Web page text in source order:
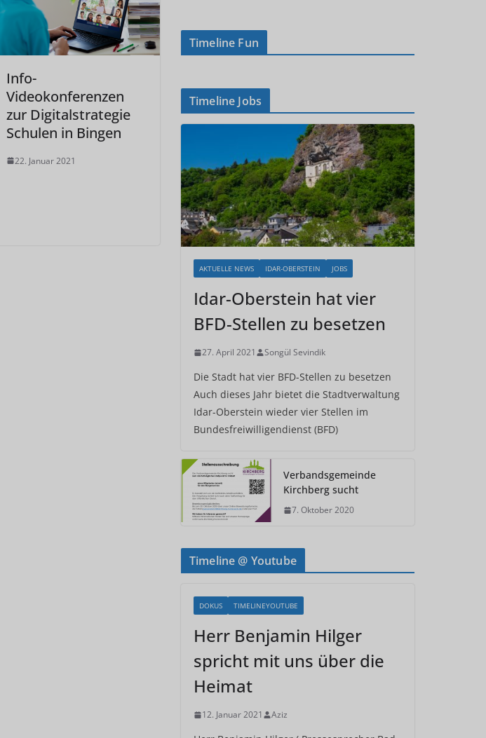
Info-
Videokonferenzen
zur Digitalstrategie
Schulen in Bingen
22. Januar 2021
Timeline Fun
Timeline Jobs
AKTUELLE NEWS IDAR-OBERSTEIN JOBS
Idar-Oberstein hat vier
BFD-Stellen zu besetzen
27. April 2021 Songül Sevindik
Die Stadt hat vier BFD-Stellen zu besetzen
Auch dieses Jahr bietet die Stadtverwaltung
Idar-Oberstein wieder vier Stellen im
Bundesfreiwilligendienst (BFD)
Verbandsgemeinde
Kirchberg sucht
7. Oktober 2020
Timeline @ Youtube
DOKUS TIMELINEYOUTUBE
Herr Benjamin Hilger
spricht mit uns über die
Heimat
12. Januar 2021 Aziz